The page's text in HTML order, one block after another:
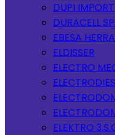
DUPI IMPORT
DURACELL
EBESA
ELDISSER
ELECTRO
ELEKTRO